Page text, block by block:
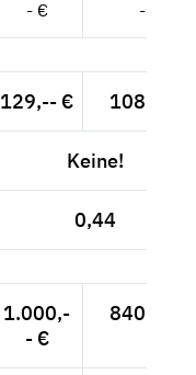
- €
- €
129,-- € 108,40 €
Keine!
0,44
1.000,-
- €
840,34 €